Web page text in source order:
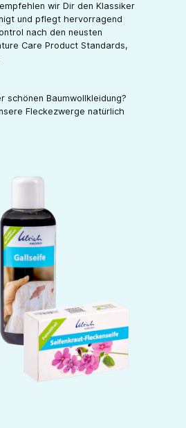
wir Dir den Klassiker
und pflegt hervorragend
nach den neusten
Care Product Standards,
schönen Baumwollkleidung?
Fleckezwerge natürlich